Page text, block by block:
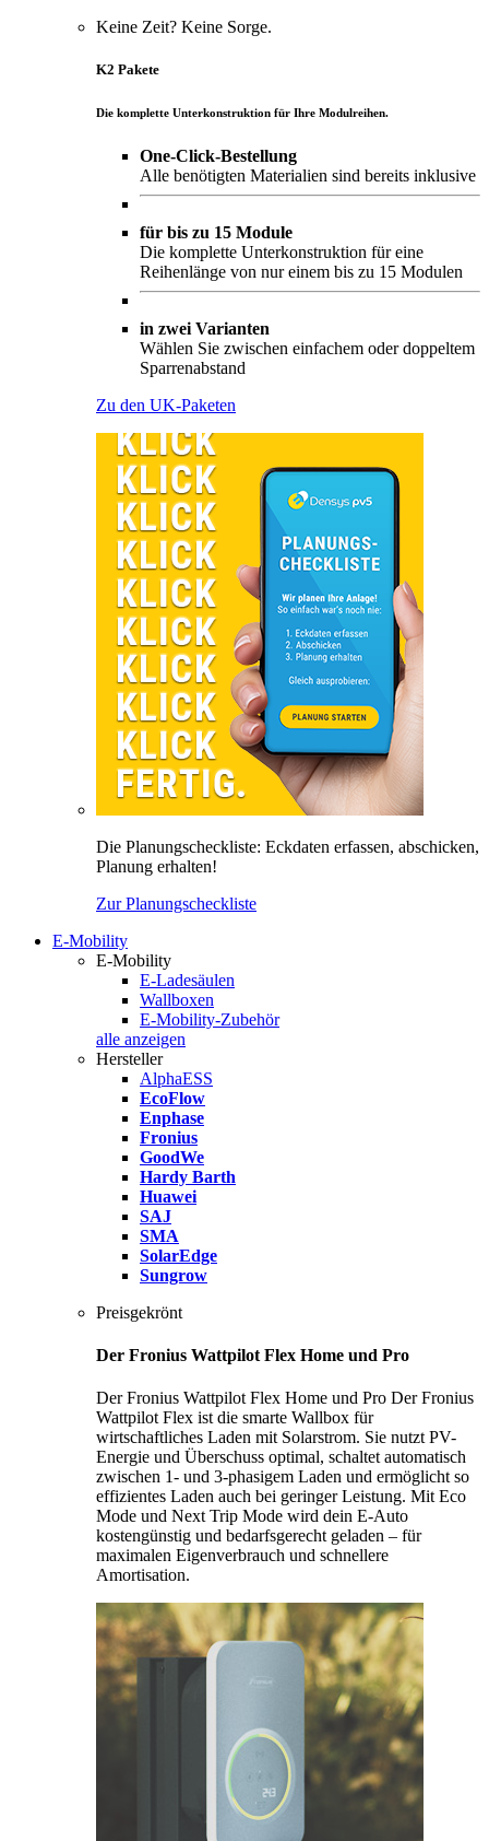
Keine Zeit? Keine Sorge.
K2 Pakete
Die komplette Unterkonstruktion für Ihre Modulreihen.
One-Click-Bestellung
Alle benötigten Materialien sind bereits inklusive
für bis zu 15 Module
Die komplette Unterkonstruktion für eine
Reihenlänge von nur einem bis zu 15 Modulen
in zwei Varianten
Wählen Sie zwischen einfachem oder doppeltem
Sparrenabstand
Zu den UK-Paketen
Die Planungscheckliste: Eckdaten erfassen, abschicken,
Planung erhalten!
Zur Planungscheckliste
E-Mobility
E-Mobility
E-Ladesäulen
Wallboxen
E-Mobility-Zubehör
alle anzeigen
Hersteller
AlphaESS
EcoFlow
Enphase
Fronius
GoodWe
Hardy Barth
Huawei
SAJ
SMA
SolarEdge
Sungrow
Preisgekrönt
Der Fronius Wattpilot Flex Home und Pro
Der Fronius Wattpilot Flex Home und Pro Der Fronius
Wattpilot Flex ist die smarte Wallbox für
wirtschaftliches Laden mit Solarstrom. Sie nutzt PV-
Energie und Überschuss optimal, schaltet automatisch
zwischen 1- und 3-phasigem Laden und ermöglicht so
effizientes Laden auch bei geringer Leistung. Mit Eco
Mode und Next Trip Mode wird dein E-Auto
kostengünstig und bedarfsgerecht geladen – für
maximalen Eigenverbrauch und schnellere
Amortisation.